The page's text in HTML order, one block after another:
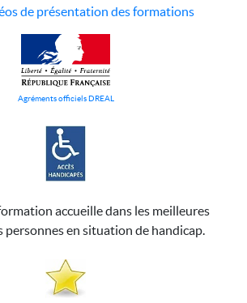
de présentation des formations
Agréments officiels DREAL
accueille dans les meilleures
personnes en situation de handicap.